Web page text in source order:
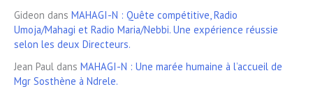
Gideon dans MAHAGI-N : Quête compétitive, Radio
Umoja/Mahagi et Radio Maria/Nebbi. Une expérience réussie
selon les deux Directeurs.
Jean Paul dans MAHAGI-N : Une marée humaine à l’accueil de
Mgr Sosthène à Ndrele.